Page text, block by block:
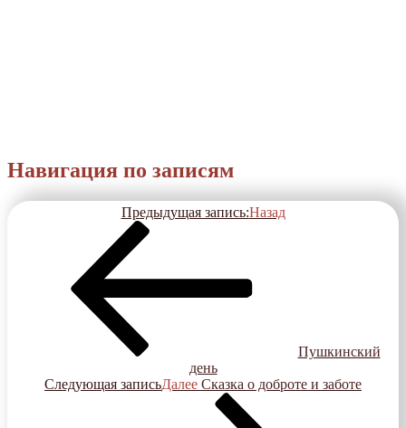
Навигация по записям
Предыдущая запись:Назад
Пушкинский
день
Следующая записьДалее Сказка о доброте и заботе